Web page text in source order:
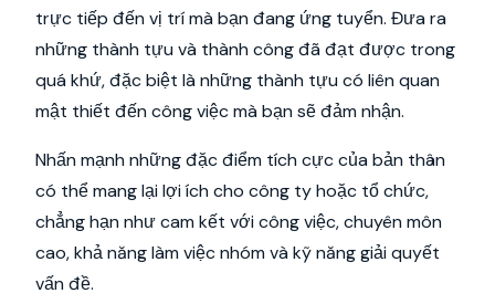
trực tiếp đến vị trí mà bạn đang ứng tuyển. Đưa ra
những thành tựu và thành công đã đạt được trong
quá khứ, đặc biệt là những thành tựu có liên quan
mật thiết đến công việc mà bạn sẽ đảm nhận.
Nhấn mạnh những đặc điểm tích cực của bản thân
có thể mang lại lợi ích cho công ty hoặc tổ chức,
chẳng hạn như cam kết với công việc, chuyên môn
cao, khả năng làm việc nhóm và kỹ năng giải quyết
vấn đề.